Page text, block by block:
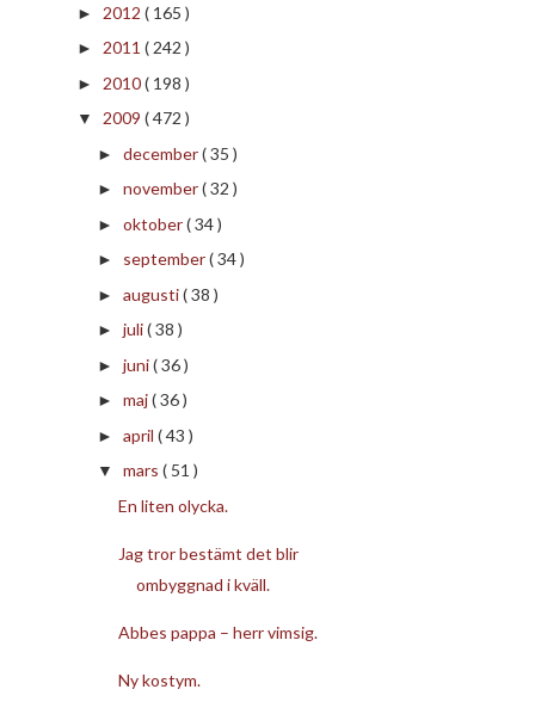
► 2012 ( 165 )
► 2011 ( 242 )
► 2010( 198 )
▼ 2009 ( 472 )
► december( 35 )
► november( 32 )
► oktober( 34 )
► september( 34 )
► augusti( 38 )
► juli( 38 )
► juni( 36 )
► maj( 36 )
► april ( 43 )
▼ mars ( 51 )
En liten olycka.
Jag tror bestämt det blir
ombyggnad i kväll.
Abbes pappa – herr vimsig.
Ny kostym.